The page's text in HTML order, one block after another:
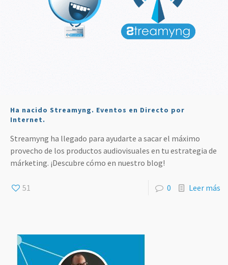
Ha nacido Streamyng. Eventos en Directo por
Internet.
Streamyng ha llegado para ayudarte a sacar el máximo
provecho de los productos audiovisuales en tu estrategia de
márketing. ¡Descubre cómo en nuestro blog!
51 0 Leer más